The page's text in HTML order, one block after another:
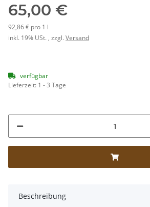
65,00 €
92,86 € pro 1 l
inkl. 19% USt. , zzgl.Versand
verfügbar
Lieferzeit: 1 - 3 Tage
Beschreibung